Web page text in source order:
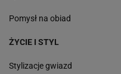
Pomysł na obiad
ŻYCIE I STYL
Stylizacje gwiazd